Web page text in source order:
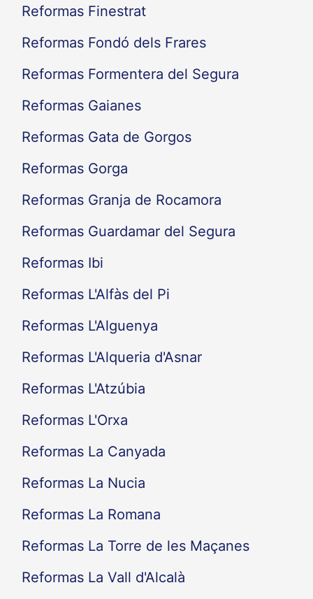
Reformas Finestrat
Reformas Fondó dels Frares
Reformas Formentera del Segura
Reformas Gaianes
Reformas Gata de Gorgos
Reformas Gorga
Reformas Granja de Rocamora
Reformas Guardamar del Segura
Reformas Ibi
Reformas L'Alfàs del Pi
Reformas L'Alguenya
Reformas L'Alqueria d'Asnar
Reformas L'Atzúbia
Reformas L'Orxa
Reformas La Canyada
Reformas La Nucia
Reformas La Romana
Reformas La Torre de les Maçanes
Reformas La Vall d'Alcalà